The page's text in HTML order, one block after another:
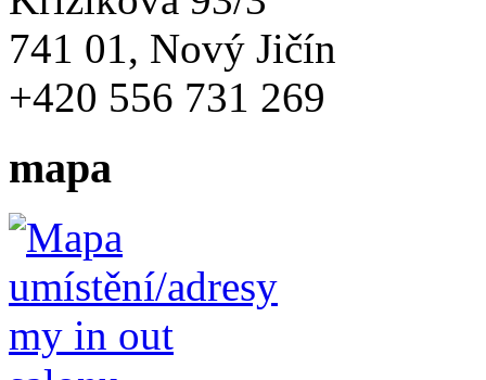
741 01, Nový Jičín
+420 556 731 269
mapa